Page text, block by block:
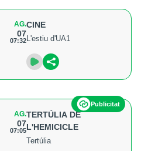
AG.
07
07:32
CINE
L'estiu d'UA1
Publicitat
AG.
07
07:05
TERTÚLIA DE
L'HEMICICLE
Tertúlia